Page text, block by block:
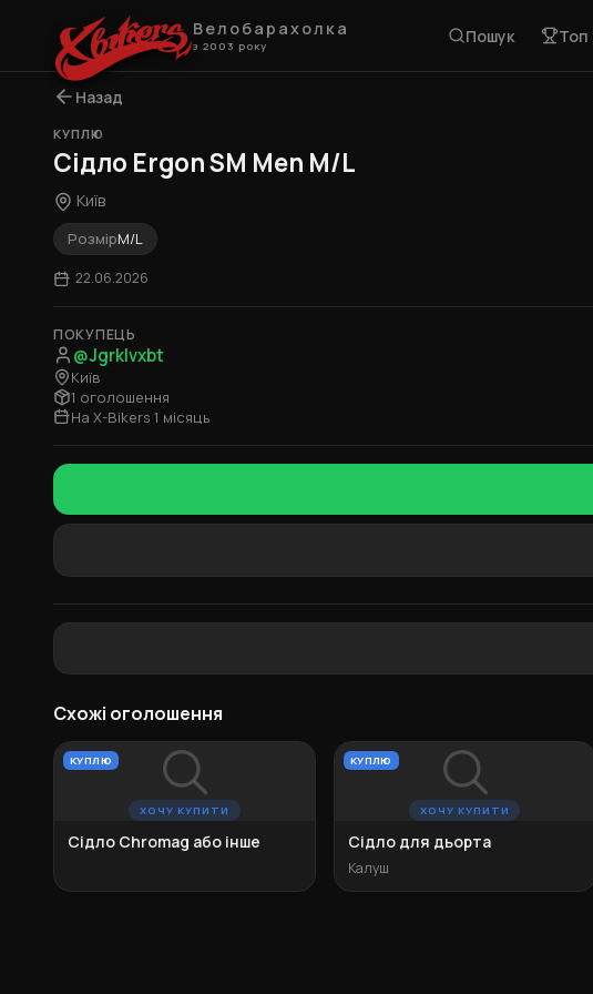
Велобарахолка
з 2003 року Пошук Топ
Назад
КУПЛЮ
Сідло Ergon SM Men M/L
Київ
РозмірM/L
22.06.2026
ПОКУПЕЦЬ
@Jgrklvxbt
Київ
1 оголошення
На X-Bikers 1 місяць
Схожі оголошення
ХОЧУ КУПИТИ
КУПЛЮ
Сідло Chromag або інше
ХОЧУ КУПИТИ
КУПЛЮ
Сідло для дьорта
Калуш